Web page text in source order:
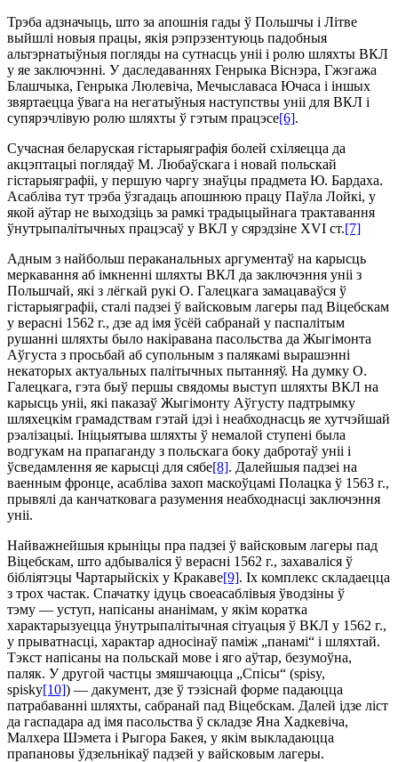
Трэба адзначыць, што за апошнія гады ў Польшчы і Літве
выйшлі новыя працы, якія рэпрэзентуюць падобныя
альтэрнатыўныя погляды на сутнасць уніі і ролю шляхты ВКЛ
у яе заключэнні. У даследаваннях Генрыка Віснэра, Гжэгажа
Блашчыка, Генрыка Люлевіча, Мечыславаса Ючаса і іншых
звяртаецца ўвага на негатыўныя наступствы уніі для ВКЛ і
супярэчлівую ролю шляхты ў гэтым працэсе[6].
Сучасная беларуская гістарыяграфія болей схіляецца да
акцэптацыі поглядаў М. Любаўскага і новай польскай
гістарыя­графіі, у першую чаргу знаўцы прадмета Ю. Бардаха.
Асаблі­ва тут трэба ўзгадаць апошнюю працу Паўла Лойкі, у
якой аўтар не выходзіць за рамкі традыцыйнага трактавання
ўнутрыпалітычных працэсаў у ВКЛ у сярэдзіне XVI ст.[7]
Адным з найбольш пераканальных аргументаў на карысць
меркавання аб імкненні шляхты ВКЛ да заключэння уніі з
Польшчай, які з лёгкай рукі О. Галецкага замацаваўся ў
гістарыяграфіі, сталі падзеі ў вайсковым лагеры пад Віцебскам
у верасні 1562 г., дзе ад імя ўсёй сабранай у паспалітым
рушанні шляхты было накіравана пасольства да Жыгімонта
Аўгуста з просьбай аб супольным з палякамі вырашэнні
некаторых актуальных палітычных пытанняў. На думку О.
Галецкага, гэта быў першы свядомы выступ шляхты ВКЛ на
карысць уніі, які паказаў Жыгімонту Аўгусту падтрымку
шляхецкім грамадствам гэтай ідэі і неабходнасць яе хутчэйшай
рэалізацыі. Ініцыятыва шляхты ў немалой ступені была
водгукам на прапаганду з польскага боку дабротаў уніі і
ўсведамлення яе карысці для сябе[8]. Далейшыя падзеі на
ваенным фронце, асабліва захоп маскоўцамі Полацка ў 1563 г.,
прывялі да канчатковага разумення неабходнасці заключэння
уніі.
Найважнейшыя крыніцы пра падзеі ў вайсковым лагеры пад
Віцебскам, што адбываліся ў верасні 1562 г., захаваліся ў
бібліятэцы Чартарыйскіх у Кракаве[9]. Іх комплекс складаецца
з трох частак. Спачатку ідуць своеасаблівыя ўводзіны ў
тэму — уступ, напісаны ананімам, у якім коратка
характарызуецца ўнутрыпалітычная сітуацыя ў ВКЛ у 1562 г.,
у прыватнасці, характар адносінаў паміж „панамі“ і шляхтай.
Тэкст напісаны на польскай мове і яго аўтар, безумоўна,
паляк. У другой част­цы змяшчаюцца „Спісы“ (spisy,
spisky[10]) — дакумент, дзе ў тэзіснай форме падаюцца
патрабаванні шляхты, сабранай пад Віцебскам. Далей ідзе ліст
да гаспадара ад імя пасольства ў складзе Яна Хадкевіча,
Малхера Шэмета і Рыгора Бакея, у якім выкладаюцца
прапановы ўдзельнікаў падзей у вайсковым лагеры.